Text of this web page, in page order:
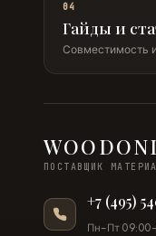
04
Гайды и
Совместимость
ПОСТАВЩИК
+7 (495)
Пн–Пт